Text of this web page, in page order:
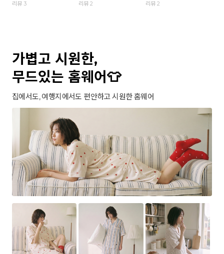
리뷰 3 리뷰 2 리뷰 2
가볍고 시원한,
무드있는 홈웨어👕
집에서도, 여행지에서도 편안하고 시원한 홈웨어